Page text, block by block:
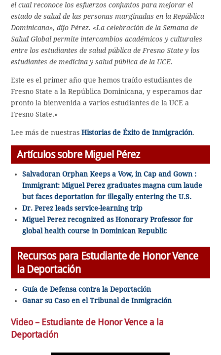
el cual reconoce los esfuerzos conjuntos para mejorar el
estado de salud de las personas marginadas en la República
Dominicana», dijo Pérez. «La celebración de la Semana de
Salud Global permite intercambios académicos y culturales
entre los estudiantes de salud pública de Fresno State y los
estudiantes de medicina y salud pública de la UCE.
Este es el primer año que hemos traído estudiantes de
Fresno State a la República Dominicana, y esperamos dar
pronto la bienvenida a varios estudiantes de la UCE a
Fresno State.»
Lee más de nuestrasHistorias de Éxito de Inmigración.
Artículos sobre Miguel Pérez
Salvadoran Orphan Keeps a Vow, in Cap and Gown :
Immigrant: Miguel Perez graduates magna cum laude
but faces deportation for illegally entering the U.S.
Dr. Perez leads service-learning trip
Miguel Perez recognized as Honorary Professor for
global health course in Dominican Republic
Recursos para Estudiante de Honor Vence
la Deportación
Guía de Defensa contra la Deportación
Ganar su Caso en el Tribunal de Inmigración
Video – Estudiante de Honor Vence a la
Deportación